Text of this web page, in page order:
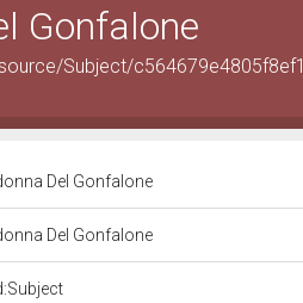
Gonfalone
Subject/
Del Gonfalone
Del Gonfalone